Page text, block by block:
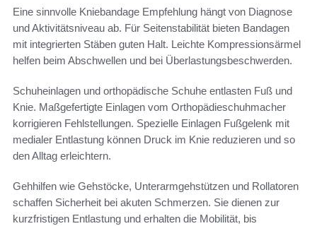
Eine sinnvolle Kniebandage Empfehlung hängt von Diagnose
und Aktivitätsniveau ab. Für Seitenstabilität bieten Bandagen
mit integrierten Stäben guten Halt. Leichte Kompressionsärmel
helfen beim Abschwellen und bei Überlastungsbeschwerden.
Schuheinlagen und orthopädische Schuhe entlasten Fuß und
Knie. Maßgefertigte Einlagen vom Orthopädieschuhmacher
korrigieren Fehlstellungen. Spezielle Einlagen Fußgelenk mit
medialer Entlastung können Druck im Knie reduzieren und so
den Alltag erleichtern.
Gehhilfen wie Gehstöcke, Unterarmgehstützen und Rollatoren
schaffen Sicherheit bei akuten Schmerzen. Sie dienen zur
kurzfristigen Entlastung und erhalten die Mobilität, bis